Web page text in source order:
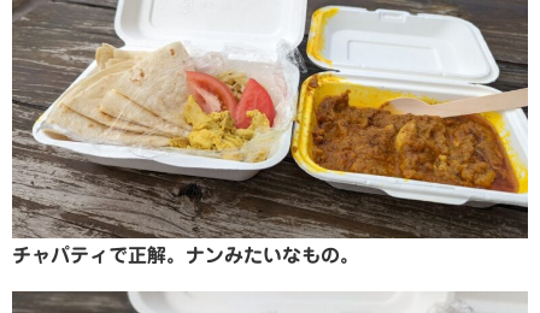
チャパティで正解。ナンみたいなもの。